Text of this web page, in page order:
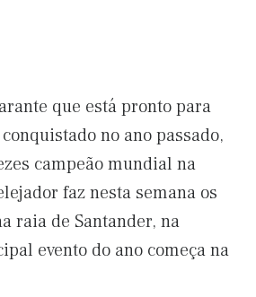
que está pronto para
no ano passado,
campeão mundial na
faz nesta semana os
raia de Santander, na
evento do ano começa na